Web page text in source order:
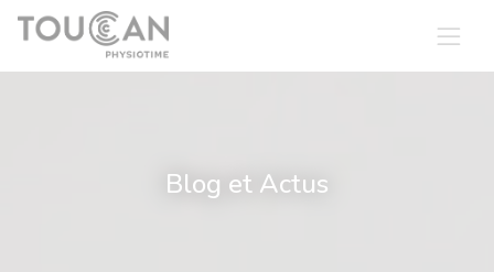
Blog et Actus
Panneau de gestion des cookies